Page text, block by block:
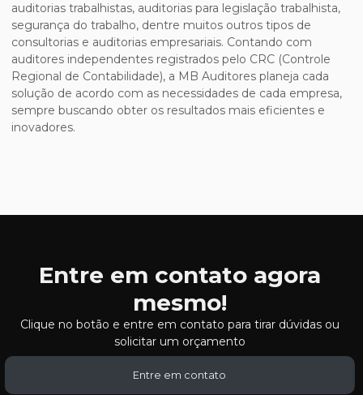
auditorias trabalhistas, auditorias para legislação trabalhista,
segurança do trabalho, dentre muitos outros tipos de
consultorias e auditorias empresariais. Contando com
auditores independentes registrados pelo CRC (Controle
Regional de Contabilidade), a MB Auditores planeja cada
solução de acordo com as necessidades de cada empresa,
sempre buscando obter os resultados mais eficientes e
inovadores.
Entre em contato agora
mesmo!
Clique no botão e entre em contato para tirar dúvidas ou
solicitar um orçamento
Entre em contato